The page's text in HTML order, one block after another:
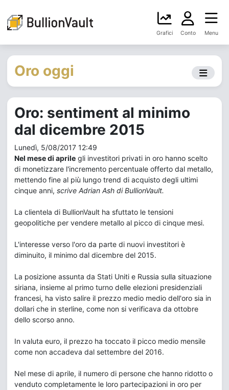
Grafici Conto Menu
Oro oggi
Oro: sentiment al minimo
dal dicembre 2015
Lunedì, 5/08/2017 12:49
Nel mese di aprile gli investitori privati in oro hanno scelto
di monetizzare l'incremento percentuale offerto dal metallo,
mettendo fine al più lungo trend di acquisto degli ultimi
cinque anni, scrive Adrian Ash di BullionVault.
La clientela di BullionVault ha sfuttato le tensioni
geopolitiche per vendere metallo al picco di cinque mesi.
L'interesse verso l'oro da parte di nuovi investitori è
diminuito, il minimo dal dicembre del 2015.
La posizione assunta da Stati Uniti e Russia sulla situazione
siriana, insieme al primo turno delle elezioni presidenziali
francesi, ha visto salire il prezzo medio medio dell'oro sia in
dollari che in sterline, come non si verificava da ottobre
dello scorso anno.
In valuta euro, il prezzo ha toccato il picco medio mensile
come non accadeva dal settembre del 2016.
Nel mese di aprile, il numero di persone che hanno ridotto o
venduto completamente le loro partecipazioni in oro per